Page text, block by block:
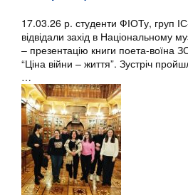
17.03.26 р. студенти ФІОТу, груп
відвідали захід в Національному
– презентацію книги поета-воїна
“Ціна війни – життя”. Зустріч
…